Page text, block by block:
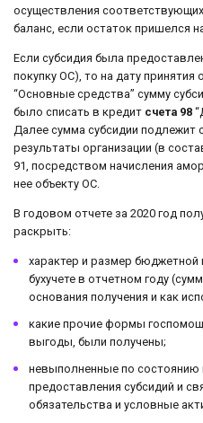
осуществления
баланс, если остаток пришелся
Если субсидия была
покупку ОС), то на дату принятия
“Основные средства” сумму
было списать в кредит счета 98
Далее сумма субсидии подлежит
результаты организации (в
91, посредством начисления
нее объекту ОС.
В годовом отчете за 2020 год
раскрыть:
характер и размер бюджетной
бухучете в отчетном году
основания получения и как
какие прочие формы
выгоды, были получены;
невыполненные по состоянию
предоставления субсидий и
обязательства и условные